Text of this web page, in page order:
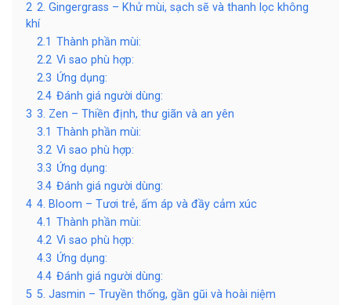
2 2. Gingergrass – Khử mùi, sạch sẽ và thanh lọc không
khí
2.1 Thành phần mùi:
2.2 Vì sao phù hợp:
2.3 Ứng dụng:
2.4 Đánh giá người dùng:
3 3. Zen – Thiền định, thư giãn và an yên
3.1 Thành phần mùi:
3.2 Vì sao phù hợp:
3.3 Ứng dụng:
3.4 Đánh giá người dùng:
4 4. Bloom – Tươi trẻ, ấm áp và đầy cảm xúc
4.1 Thành phần mùi:
4.2 Vì sao phù hợp:
4.3 Ứng dụng:
4.4 Đánh giá người dùng:
5 5. Jasmin – Truyền thống, gần gũi và hoài niệm